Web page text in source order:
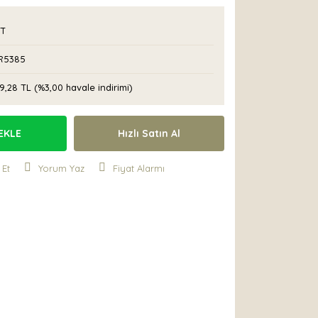
TL (%3,00 havale indirimi)
Hızlı Satın Al
Yorum Yaz Fiyat Alarmı